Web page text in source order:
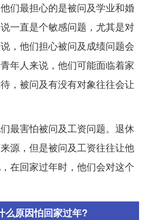
们最担心的是被问及学业和婚
一直是个敏感问题，尤其是对
，他们担心被问及成绩问题会
年人来说，他们可能面临着家
，被问及有没有对象往往会让
最害怕被问及工资问题。退休
源，但是被问及工资往往让他
在回家过年时，他们会对这个
么原因怕回家过年?